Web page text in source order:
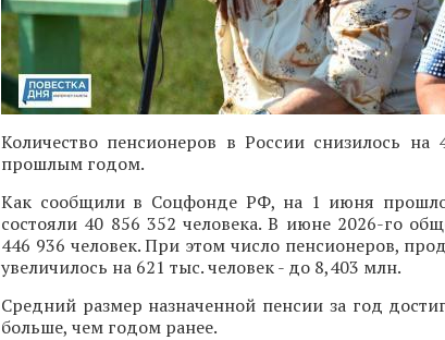
Количество пенсионеров в России снизилось
прошлым годом.
Как сообщили в Соцфонде РФ, на 1 июня
состояли 40 856 352 человека. В июне 2026-го
446 936 человек. При этом число пенсионеров,
увеличилось на 621 тыс. человек - до 8,403 млн.
Средний размер назначенной пенсии за год
больше, чем годом ранее.